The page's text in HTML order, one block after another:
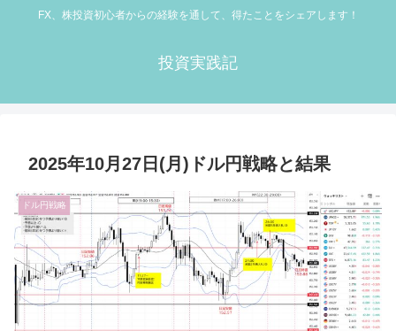
FX、株投資初心者からの経験を通して、得たことをシェアします！
投資実践記
2025年10月27日(月)ドル円戦略と結果
ドル円戦略